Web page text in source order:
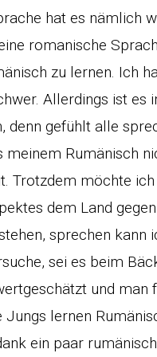
hat es nämlich
romanische
zu lernen. Ich
Allerdings ist
denn gefühlt alle
meinem Rumänisch
Trotzdem möchte
dem Land
sprechen
sei es beim
und man
lernen
ein paar